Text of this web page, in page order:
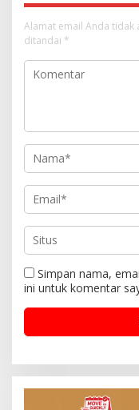
Alamat email Anda tidak
ditandai *
Simpan nama,
ini untuk komentar